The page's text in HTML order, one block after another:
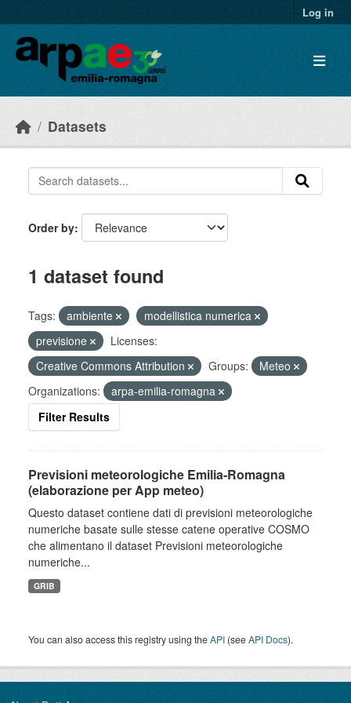
Log in
Datasets
Order by
1 dataset found
Tags: ambiente
modellistica numerica
previsione
Licenses:
Creative Commons Attribution
Groups:
Meteo
Organizations:
arpa-emilia-romagna
Filter Results
Previsioni meteorologiche Emilia-Romagna
(elaborazione per App meteo)
Questo dataset contiene dati di previsioni meteorologiche
numeriche basate sulle stesse catene operative COSMO
che alimentano il dataset Previsioni meteorologiche
numeriche...
GRIB
You can also access this registry using theAPI (seeAPI Docs).